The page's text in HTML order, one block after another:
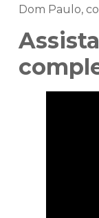
Dom Paulo,